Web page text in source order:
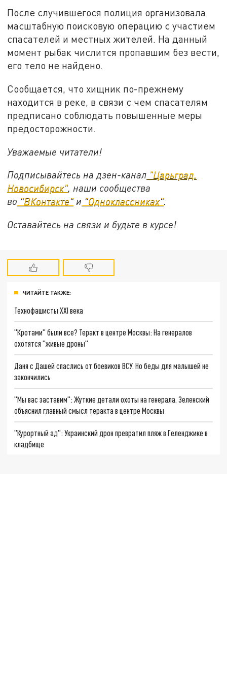
После случившегося полиция организовала
масштабную поисковую операцию с участием
спасателей и местных жителей. На данный
момент рыбак числится пропавшим без вести,
его тело не найдено.
Сообщается, что хищник по-прежнему
находится в реке, в связи с чем спасателям
предписано соблюдать повышенные меры
предосторожности.
Уважаемые читатели!
Подписывайтесь на дзен-канал "Царьград.
Новосибирск", наши сообщества
во "ВКонтакте" и "Одноклассниках".
Оставайтесь на связи и будьте в курсе!
ЧИТАЙТЕ ТАКЖЕ:
Технофашисты XXI века
"Кротами" были все? Теракт в центре Москвы: На генералов
охотятся "живые дроны"
Даня с Дашей спаслись от боевиков ВСУ. Но беды для малышей не
закончились
"Мы вас заставим": Жуткие детали охоты на генерала. Зеленский
объяснил главный смысл теракта в центре Москвы
"Курортный ад": Украинский дрон превратил пляж в Геленджике в
кладбище